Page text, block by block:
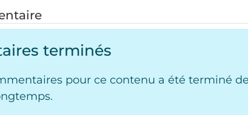
terminés
pour ce contenu a été terminé